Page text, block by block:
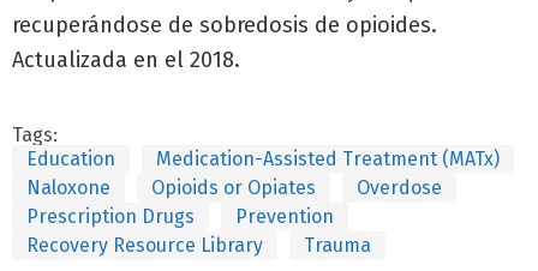
recuperándose de sobredosis de opioides.
Actualizada en el 2018.
Tags:
Education
Medication-Assisted Treatment (MATx)
Naloxone
Opioids or Opiates
Overdose
Prescription Drugs
Prevention
Recovery Resource Library
Trauma